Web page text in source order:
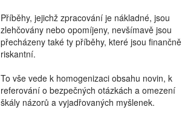
Příběhy, jejichž zpracování je nákladné, jsou
zlehčovány nebo opomíjeny, nevšímavě jsou
přecházeny také ty příběhy, které jsou finančně
riskantní.
To vše vede k homogenizaci obsahu novin, k
referování o bezpečných otázkách a omezení
škály názorů a vyjadřovaných myšlenek.